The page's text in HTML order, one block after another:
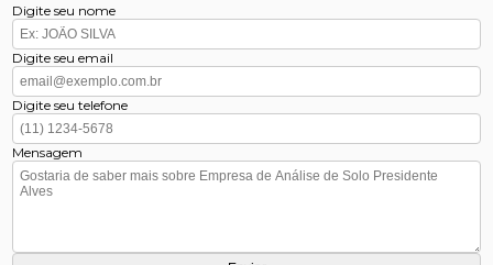
Digite seu nome
Digite seu email
Digite seu telefone
Mensagem